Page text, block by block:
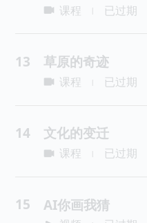
课程 已过期
13 草原的奇迹
课程 已过期
14 文化的变迁
课程 已过期
15 AI你画我猜